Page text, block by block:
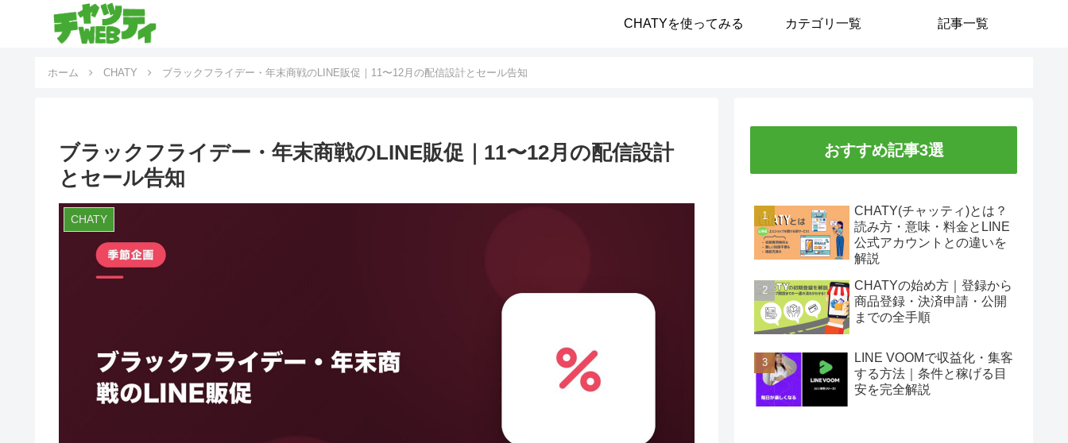
CHATYを使ってみる カテゴリ一覧 記事一覧
ホーム CHATY ブラックフライデー・年末商戦のLINE販促｜11〜12月の配信設計とセール告知
ブラックフライデー・年末商戦のLINE販促｜11〜12月の配信設計
とセール告知
CHATY
おすすめ記事3選
CHATY(チャッティ)とは？
読み方・意味・料金とLINE
公式アカウントとの違いを
解説
CHATYの始め方｜登録から
商品登録・決済申請・公開
までの全手順
LINE VOOMで収益化・集客
する方法｜条件と稼げる目
安を完全解説